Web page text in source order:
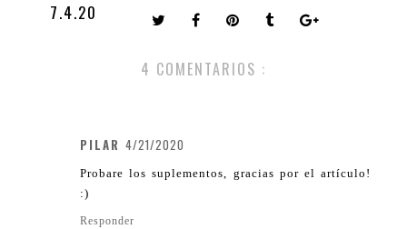
7.4.20
4 COMENTARIOS :
PILAR 4/21/2020
Probare los suplementos, gracias por el artículo!
:)
Responder